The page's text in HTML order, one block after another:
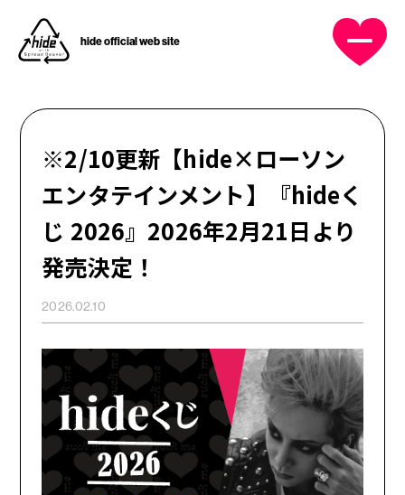
hide official web site
HOME
NEWS
PROFILE
DISCOGRAPHY
MUSIC VIDEO
GOODS
※2/10更新【hide×ローソン
エンタテインメント】『hideく
じ 2026』2026年2月21日より
発売決定！
2026.02.10